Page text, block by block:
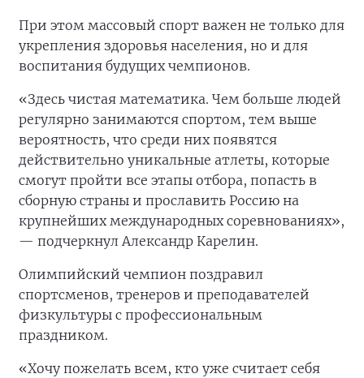
При этом массовый спорт важен не только для
укрепления здоровья населения, но и для
воспитания будущих чемпионов.
«Здесь чистая математика. Чем больше людей
регулярно занимаются спортом, тем выше
вероятность, что среди них появятся
действительно уникальные атлеты, которые
смогут пройти все этапы отбора, попасть в
сборную страны и прославить Россию на
крупнейших международных соревнованиях»,
— подчеркнул Александр Карелин.
Олимпийский чемпион поздравил
спортсменов, тренеров и преподавателей
физкультуры с профессиональным
праздником.
«Хочу пожелать всем, кто уже считает себя